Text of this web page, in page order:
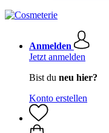
Anmelden
Jetzt anmelden
Bist du neu hier?
Konto erstellen